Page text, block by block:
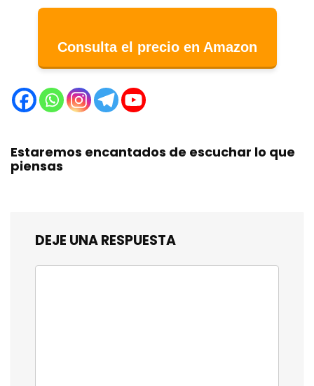
Consulta el precio en Amazon
Estaremos encantados de escuchar lo que
piensas
DEJE UNA RESPUESTA